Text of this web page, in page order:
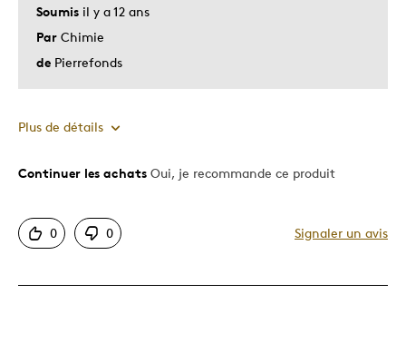
Soumis il y a 12 ans
Par Chimie
de Pierrefonds
Plus de détails
Le pour
Unique en son genre
Continuer les achats Oui, je recommande ce produit
0 0 Signaler un avis